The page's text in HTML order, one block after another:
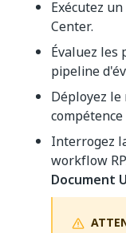
Exécutez
Center.
Évaluez les
pipeline
Déployez
Interrogez
workflow
Document